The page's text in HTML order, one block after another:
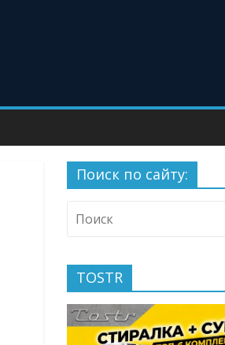
Поиск по сайту:
TOSTR